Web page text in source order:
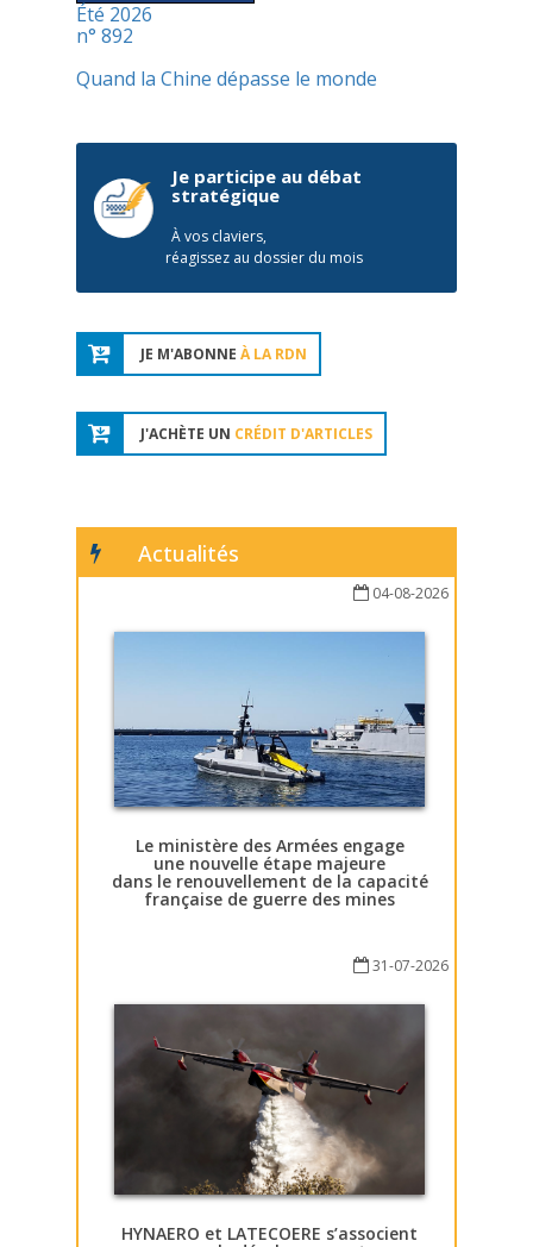
Été 2026
n° 892
Quand la Chine dépasse le monde
Je participe au débat
stratégique
À vos claviers,
réagissez au dossier du mois
JE M'ABONNE À LA RDN
J'ACHÈTE UN CRÉDIT D'ARTICLES
Actualités
04-08-2026
Le ministère des Armées engage
une nouvelle étape majeure
dans le renouvellement de la capacité
française de guerre des mines
31-07-2026
HYNAERO et LATECOERE s’associent